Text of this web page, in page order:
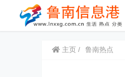
主页 鲁南热点